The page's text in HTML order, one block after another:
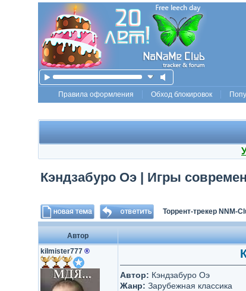
Правила оформления Обход блокировок
Кэндзабуро Оэ | Игры
Торрент-трекер NNM-
Автор
kilmister777 ®
Автор: Кэндзабуро Оэ
Жанр: Зарубежная классика